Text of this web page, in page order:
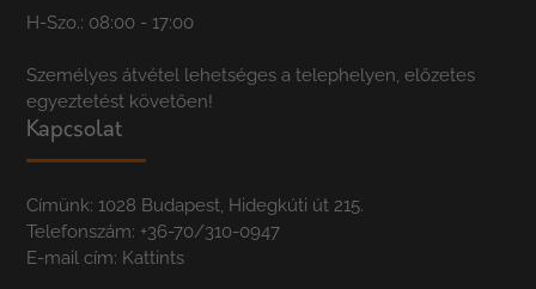
H-Szo.: 08:00 - 17:00
Személyes átvétel lehetséges a telephelyen, előzetes
egyeztetést követően!
Kapcsolat
Címünk: 1028 Budapest, Hidegkúti út 215.
Telefonszám: +36-70/310-0947
E-mail cím: Kattints